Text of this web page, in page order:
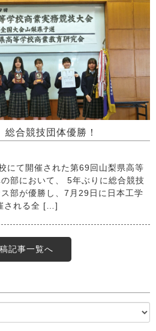
合競技団体優勝！
にて開催された第69回山梨県高等
部において、 5年ぶりに総合競技
部が優勝し、7月29日に日本工学
される全 […]
記事一覧へ